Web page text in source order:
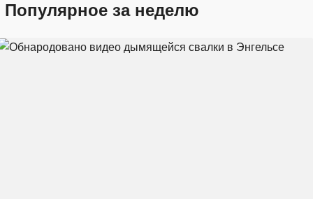
Популярное за неделю